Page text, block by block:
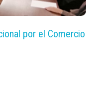
por el Comercio